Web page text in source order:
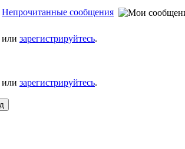
Непрочитанные сообщения
или зарегистрируйтесь.
или зарегистрируйтесь.